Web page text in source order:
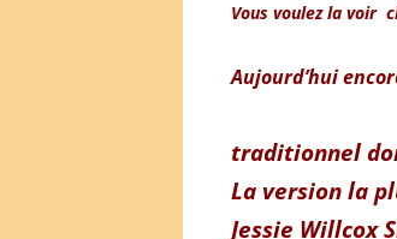
Vous voulez la voir
Aujourd’hui
traditionnel
La version la
Jessie Willcox